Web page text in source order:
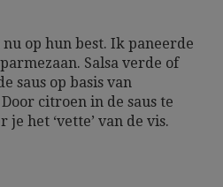
op hun best. Ik paneerde
Salsa verde of
saus op basis van
citroen in de saus te
het ‘vette’ van de vis.